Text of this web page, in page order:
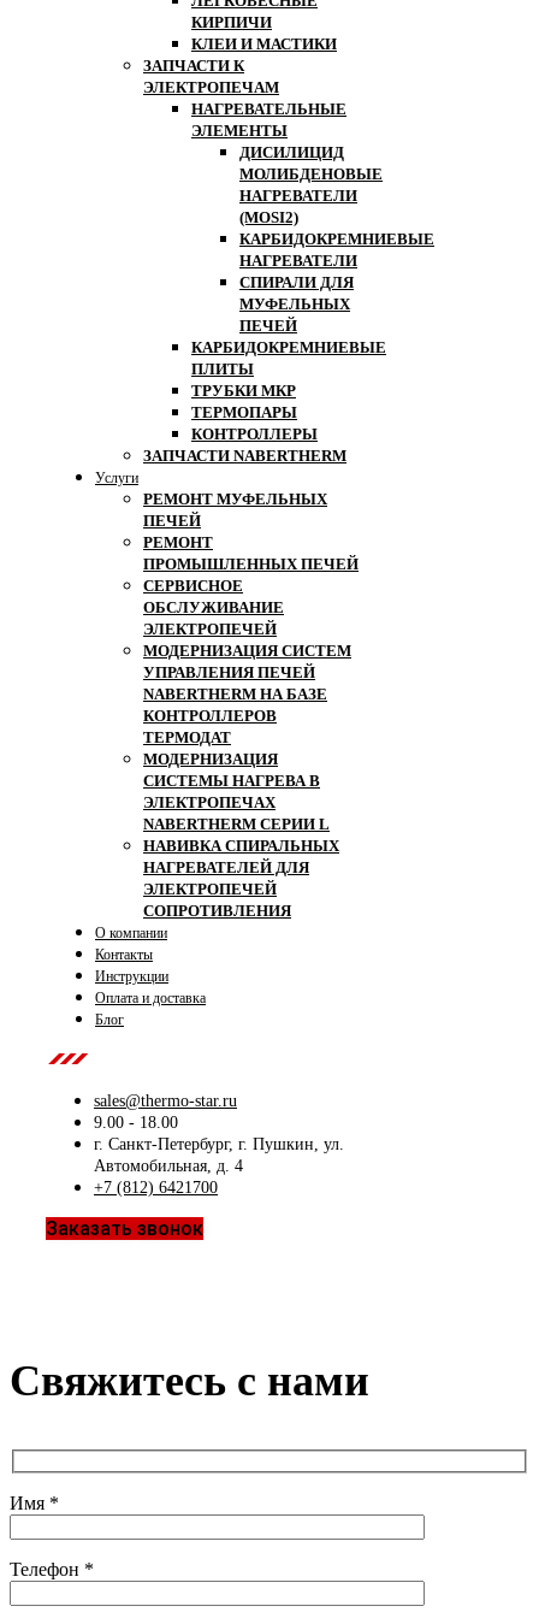
КИРПИЧИ
КЛЕИ И МАСТИКИ
ЗАПЧАСТИ К
ЭЛЕКТРОПЕЧАМ
НАГРЕВАТЕЛЬНЫЕ
ЭЛЕМЕНТЫ
ДИСИЛИЦИД
МОЛИБДЕНОВЫЕ
НАГРЕВАТЕЛИ
(MOSI2)
КАРБИДОКРЕМНИЕВЫЕ
НАГРЕВАТЕЛИ
СПИРАЛИ ДЛЯ
МУФЕЛЬНЫХ
ПЕЧЕЙ
КАРБИДОКРЕМНИЕВЫЕ
ПЛИТЫ
ТРУБКИ МКР
ТЕРМОПАРЫ
КОНТРОЛЛЕРЫ
ЗАПЧАСТИ NABERTHERM
Услуги
РЕМОНТ МУФЕЛЬНЫХ
ПЕЧЕЙ
РЕМОНТ
ПРОМЫШЛЕННЫХ ПЕЧЕЙ
СЕРВИСНОЕ
ОБСЛУЖИВАНИЕ
ЭЛЕКТРОПЕЧЕЙ
МОДЕРНИЗАЦИЯ СИСТЕМ
УПРАВЛЕНИЯ ПЕЧЕЙ
NABERTHERM НА БАЗЕ
КОНТРОЛЛЕРОВ
ТЕРМОДАТ
МОДЕРНИЗАЦИЯ
СИСТЕМЫ НАГРЕВА В
ЭЛЕКТРОПЕЧАХ
NABERTHERM СЕРИИ L
НАВИВКА СПИРАЛЬНЫХ
НАГРЕВАТЕЛЕЙ ДЛЯ
ЭЛЕКТРОПЕЧЕЙ
СОПРОТИВЛЕНИЯ
О компании
Контакты
Инструкции
Оплата и доставка
Блог
sales@thermo-star.ru
9.00 - 18.00
г. Санкт-Петербург, г. Пушкин, ул.
Автомобильная, д. 4
+7 (812) 6421700
Заказать звонок
Свяжитесь с нами
Имя *
Телефон *